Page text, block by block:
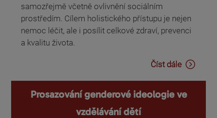
samozřejmě včetně ovlivnění sociálním
prostředím. Cílem holistického přístupu je nejen
nemoc léčit, ale i posílit celkové zdraví, prevenci
a kvalitu života.
Číst dále
Prosazování genderové ideologie ve
vzdělávání dětí